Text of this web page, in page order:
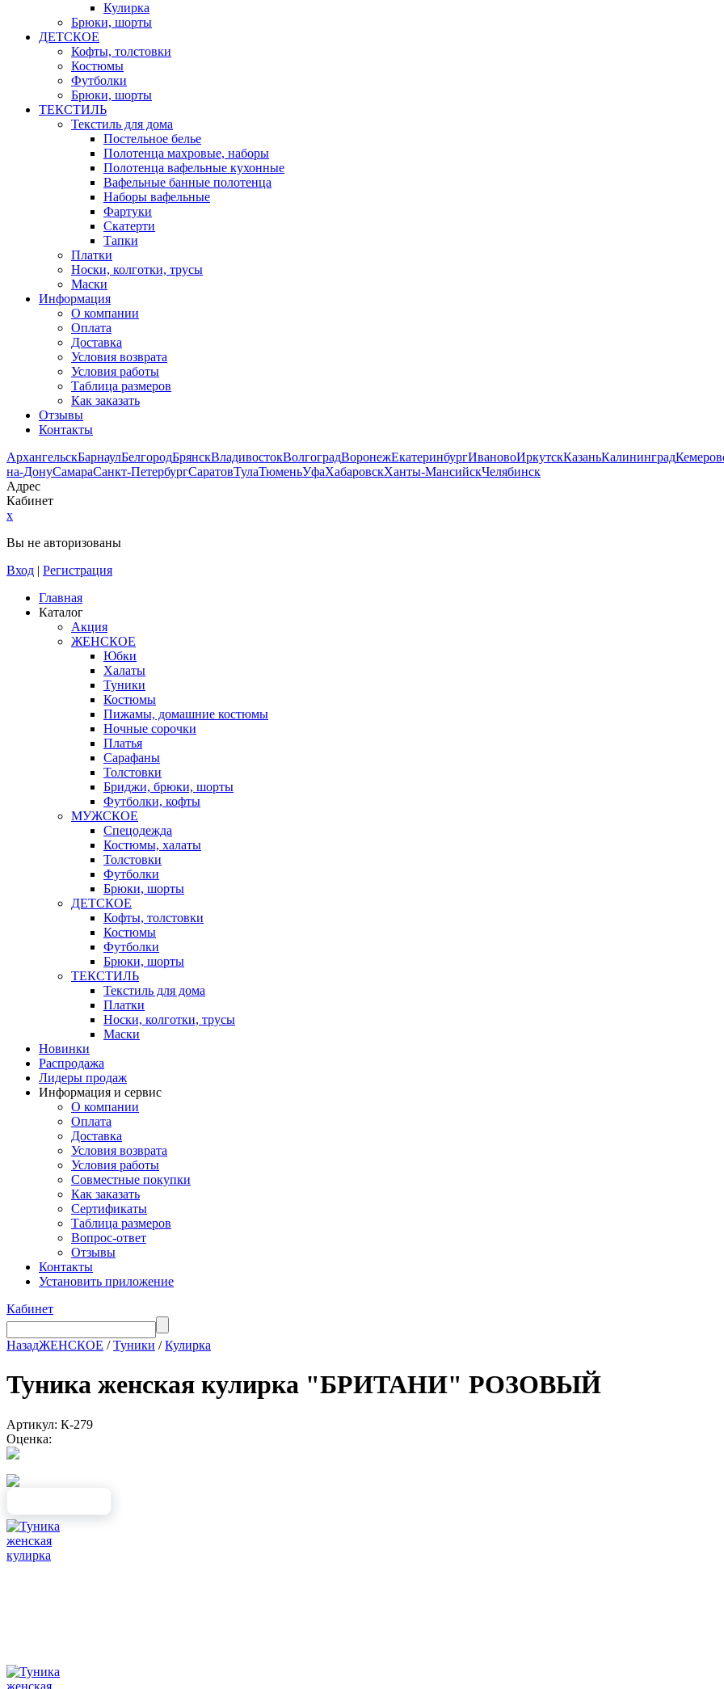
Кулирка
Брюки, шорты
ДЕТСКОЕ
Кофты, толстовки
Костюмы
Футболки
Брюки, шорты
ТЕКСТИЛЬ
Текстиль для дома
Постельное белье
Полотенца махровые, наборы
Полотенца вафельные кухонные
Вафельные банные полотенца
Наборы вафельные
Фартуки
Скатерти
Тапки
Платки
Носки, колготки, трусы
Маски
Информация
О компании
Оплата
Доставка
Условия возврата
Условия работы
Таблица размеров
Как заказать
Отзывы
Контакты
АрхангельскБарнаулБелгородБрянскВладивостокВолгоградВоронежЕкатеринбургИвановоИркутскКазаньКалининград
на-ДонуСамараСанкт-ПетербургСаратовТулаТюменьУфаХабаровскХанты-МансийскЧелябинск
Адрес
Кабинет
x
Вы не авторизованы
Вход | Регистрация
Главная
Каталог
Акция
ЖЕНСКОЕ
Юбки
Халаты
Туники
Костюмы
Пижамы, домашние костюмы
Ночные сорочки
Платья
Сарафаны
Толстовки
Бриджи, брюки, шорты
Футболки, кофты
МУЖСКОЕ
Спецодежда
Костюмы, халаты
Толстовки
Футболки
Брюки, шорты
ДЕТСКОЕ
Кофты, толстовки
Костюмы
Футболки
Брюки, шорты
ТЕКСТИЛЬ
Текстиль для дома
Платки
Носки, колготки, трусы
Маски
Новинки
Распродажа
Лидеры продаж
Информация и сервис
О компании
Оплата
Доставка
Условия возврата
Условия работы
Совместные покупки
Как заказать
Сертификаты
Таблица размеров
Вопрос-ответ
Отзывы
Контакты
Установить приложение
Кабинет
НазадЖЕНСКОЕ /Туники /Кулирка
Туника женская кулирка "БРИТАНИ" РОЗОВЫЙ
Артикул: К-279
Оценка: